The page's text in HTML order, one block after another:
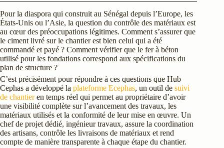
Pour la diaspora qui construit au Sénégal depuis l’Europe, les
États-Unis ou l’Asie, la question du contrôle des matériaux est
au cœur des préoccupations légitimes. Comment s’assurer que
le ciment livré sur le chantier est bien celui qui a été
commandé et payé ? Comment vérifier que le fer à béton
utilisé pour les fondations correspond aux spécifications du
plan de structure ?
C’est précisément pour répondre à ces questions que Hub
Cephas a développé la plateforme Ecephas, un outil de suivi
de chantieren temps réel qui permet au propriétaire d’avoir
une visibilité complète sur l’avancement des travaux, les
matériaux utilisés et la conformité de leur mise en œuvre. Un
chef de projet dédié, ingénieur travaux, assure la coordination
des artisans, contrôle les livraisons de matériaux et rend
compte de manière transparente à chaque étape du chantier.